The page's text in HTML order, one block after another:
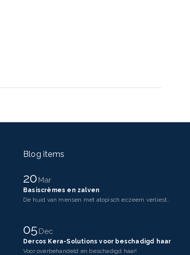
Blog items
20Mar
Basiscrèmes en zalven
De huid van mensen met atopisch eczeem verliest makkelijker vocht dan een gezonde huid. Dit komt doo
05Dec
Dercos Kera-Solutions voor beschadigd haar
Voor overbehandeld en beschadigd haar!